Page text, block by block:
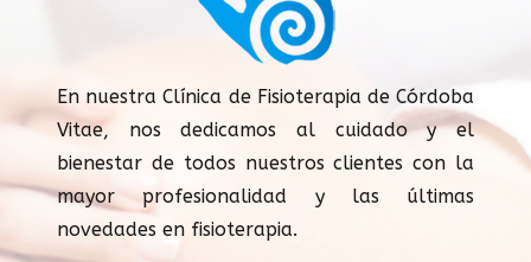
En nuestra Clínica de Fisioterapia de Córdoba
Vitae, nos dedicamos al cuidado y el
bienestar de todos nuestros clientes con la
mayor profesionalidad y las últimas
novedades en fisioterapia.